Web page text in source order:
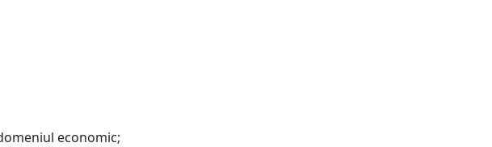
economic;